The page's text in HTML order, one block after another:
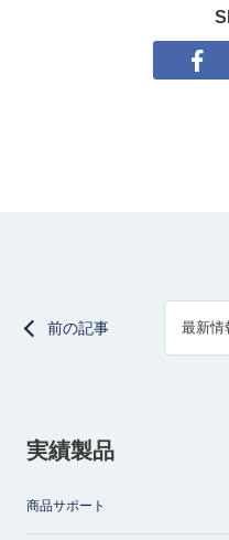
前の記事 最新情
実績製品
商品サポート